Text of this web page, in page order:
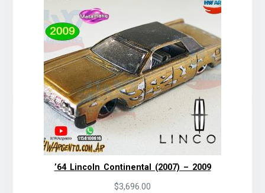
’64 Lincoln Continental (2007) – 2009
$3,696.00